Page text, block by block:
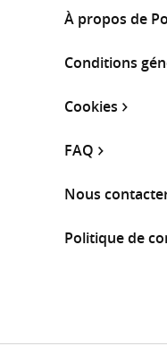
À propos de
Conditions
Cookies
FAQ
Nous
Politique de